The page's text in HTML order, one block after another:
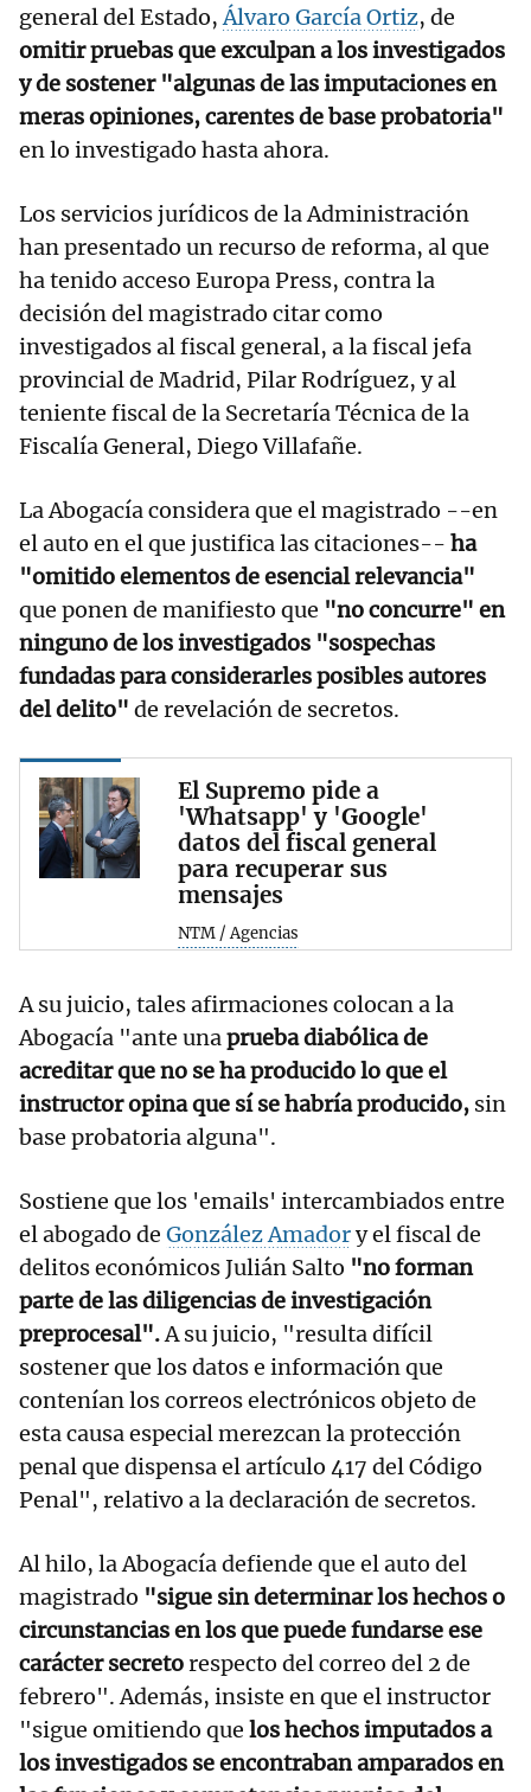
general del Estado,Álvaro García Ortiz, de
omitir pruebas que exculpan a los investigados
y de sostener "algunas de las imputaciones en
meras opiniones, carentes de base probatoria"
en lo investigado hasta ahora.
Los servicios jurídicos de la Administración
han presentado un recurso de reforma, al que
ha tenido acceso Europa Press, contra la
decisión del magistrado citar como
investigados al fiscal general, a la fiscal jefa
provincial de Madrid, Pilar Rodríguez, y al
teniente fiscal de la Secretaría Técnica de la
Fiscalía General, Diego Villafañe.
La Abogacía considera que el magistrado --en
el auto en el que justifica las citaciones-- ha
"omitido elementos de esencial relevancia"
que ponen de manifiesto que "no concurre" en
ninguno de los investigados "sospechas
fundadas para considerarles posibles autores
del delito" de revelación de secretos.
El Supremo pide a
'Whatsapp' y 'Google'
datos del fiscal general
para recuperar sus
mensajes
NTM / Agencias
A su juicio, tales afirmaciones colocan a la
Abogacía "ante unaprueba diabólica de
acreditar que no se ha producido lo que el
instructor opina que sí se habría producido, sin
base probatoria alguna".
Sostiene que los 'emails' intercambiados entre
el abogado de González Amadory el fiscal de
delitos económicos Julián Salto "no forman
parte de las diligencias de investigación
preprocesal".A su juicio, "resulta difícil
sostener que los datos e información que
contenían los correos electrónicos objeto de
esta causa especial merezcan la protección
penal que dispensa el artículo 417 del Código
Penal", relativo a la declaración de secretos.
Al hilo, la Abogacía defiende que el auto del
magistrado "sigue sin determinar los hechos o
circunstancias en los que puede fundarse ese
carácter secretorespecto del correo del 2 de
febrero". Además, insiste en que el instructor
"sigue omitiendo que los hechos imputados a
los investigados se encontraban amparados en